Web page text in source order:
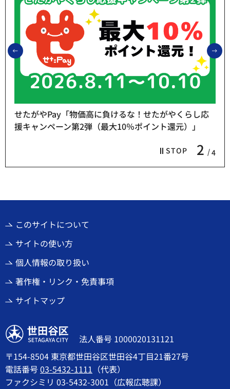
前のスライドを表示
STOP 2 4
せたがやPay「物価高に負けるな！せたがやくらし応
援キャンペーン第2弾（最大10％ポイント還元）」
このサイトについて
サイトの使い方
個人情報の取り扱い
著作権・リンク・免責事項
サイトマップ
世田谷区
法人番号 1000020131121
〒154-8504 東京都世田谷区世田谷4丁目21番27号
電話番号03-5432-1111 （代表）
ファクシミリ 03-5432-3001（広報広聴課）